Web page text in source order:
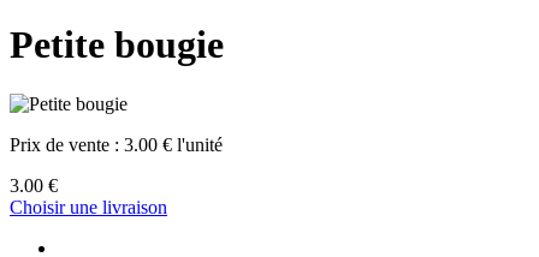
Petite bougie
Prix de vente : 3.00 € l'unité
3.00 €
Choisir une livraison